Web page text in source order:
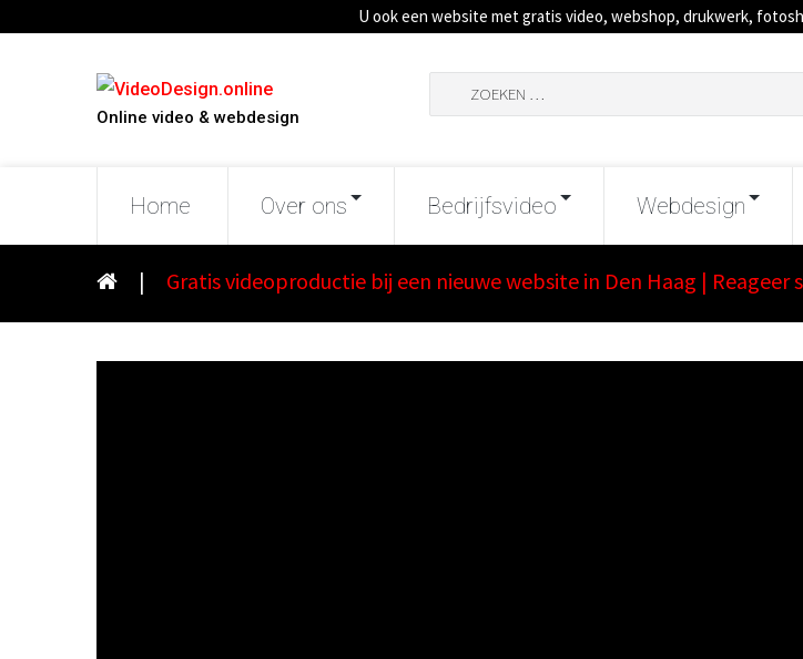
U ook een website met gratis video, webshop, drukwerk,
Online video & webdesign
Home Over ons Bedrijfsvideo Webdesign
| Gratis videoproductie bij een nieuwe website in Den Haag | Reageer